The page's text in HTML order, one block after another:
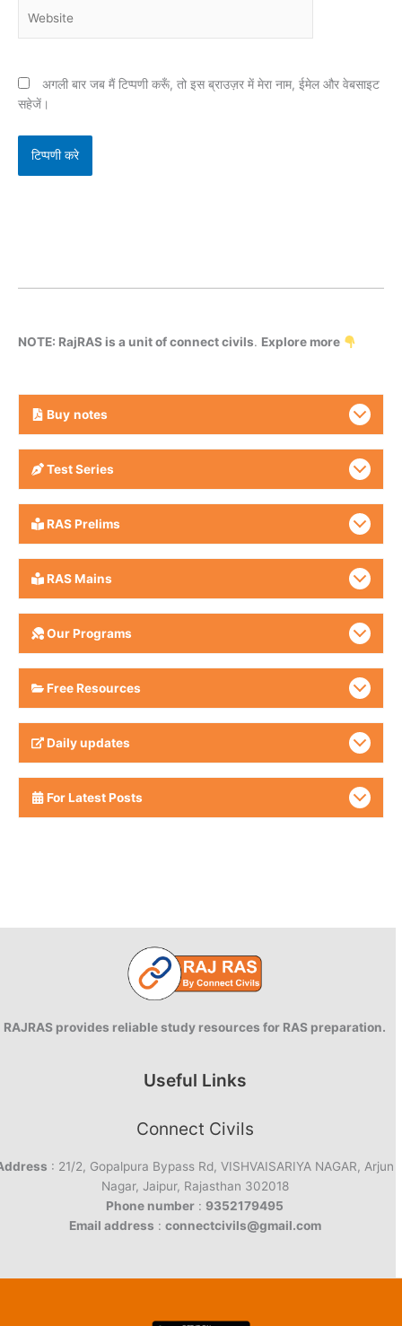
अगली बार जब मैं टिप्पणी करूँ, तो इस ब्राउज़र में मेरा नाम, ईमेल और वेबसाइट
सहेजें।
NOTE: RajRAS is a unit of connect civils. Explore more
Buy notes
Test Series
RAS Prelims
RAS Mains
Our Programs
Free Resources
Daily updates
For Latest Posts
RAJRAS provides reliable study resources for RAS preparation.
Useful Links
Connect Civils
: 21/2, Gopalpura Bypass Rd, VISHVAISARIYA NAGAR, Arjun
Nagar, Jaipur, Rajasthan 302018
Phone number : 9352179495
Email address : connectcivils@gmail.com